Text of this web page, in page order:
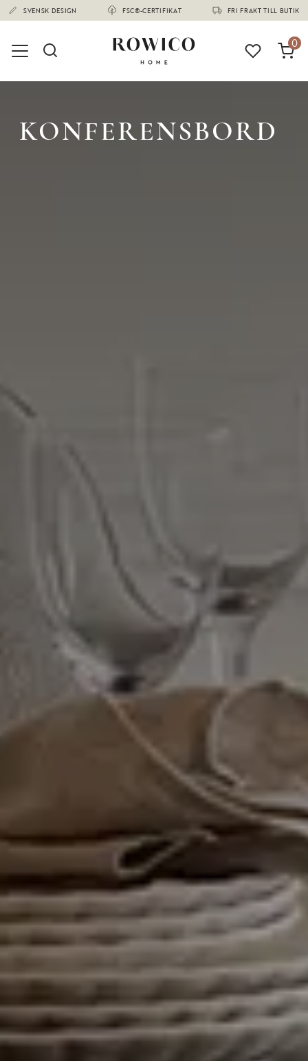
(1678)
0
KONFERENSBORD